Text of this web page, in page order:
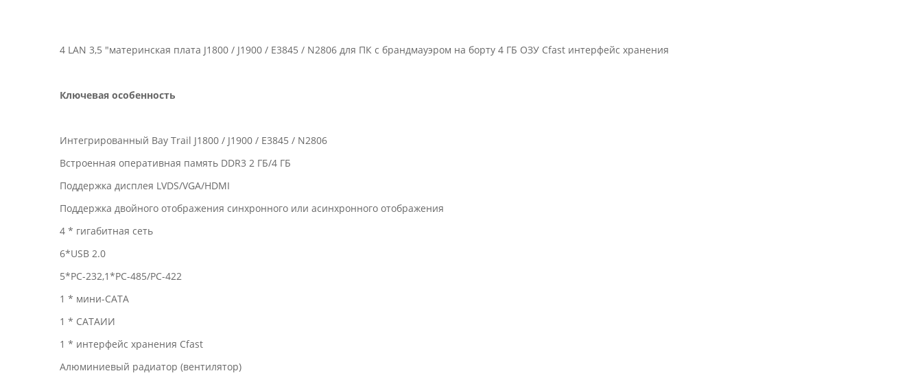
4 LAN 3,5 "материнская плата J1800 / J1900 / E3845 / N2806 для ПК с брандмауэром на борту 4 ГБ ОЗУ Cfast интерфейс хранения
Ключевая особенность
Интегрированный Bay Trail J1800 / J1900 / E3845 / N2806
Встроенная оперативная память DDR3 2 ГБ/4 ГБ
Поддержка дисплея LVDS/VGA/HDMI
Поддержка двойного отображения синхронного или асинхронного отображения
4 * гигабитная сеть
6*USB 2.0
5*РС-232,1*РС-485/РС-422
1 * мини-САТА
1 * САТАИИ
1 * интерфейс хранения Cfast
Алюминиевый радиатор (вентилятор)